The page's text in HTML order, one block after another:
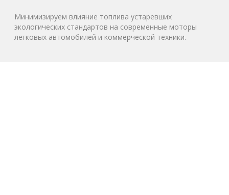
Минимизируем влияние топлива устаревших
экологических стандартов на современные моторы
легковых автомобилей и коммерческой техники.